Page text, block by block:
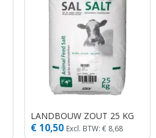
LANDBOUW ZOUT 25 KG
€ 10,50 Excl. BTW: € 8,68